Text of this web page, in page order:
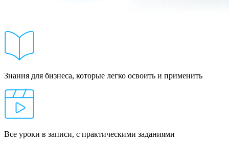
Знания для бизнеса, которые легко освоить и применить
Все уроки в записи, с практическими заданиями